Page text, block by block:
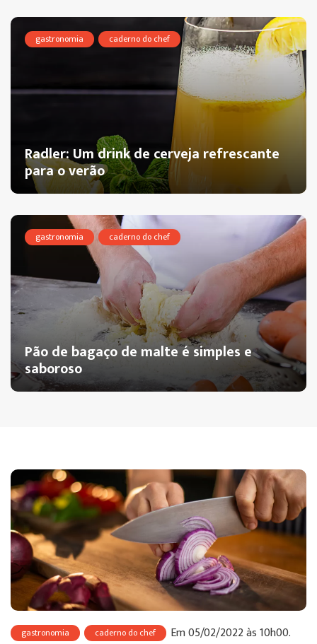
gastronomia caderno do chef
Radler: Um drink de cerveja refrescante
para o verão
gastronomia caderno do chef
Pão de bagaço de malte é simples e
saboroso
gastronomia caderno do chef Em 05/02/2022 às 10h00.